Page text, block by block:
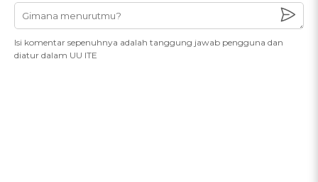
Isi komentar sepenuhnya adalah tanggung jawab pengguna dan
diatur dalam UU ITE